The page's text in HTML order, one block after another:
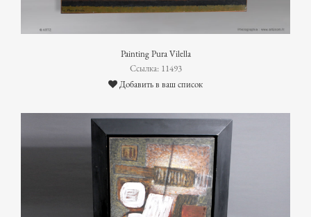
Painting Pura Vilella
Ссылка: 11493
Добавить в ваш список